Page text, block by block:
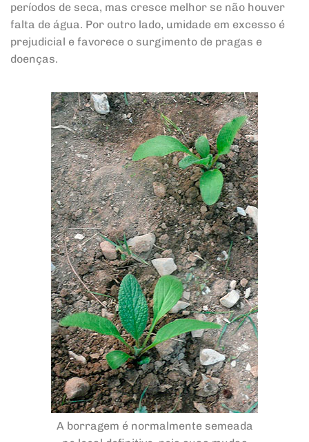
períodos de seca, mas cresce melhor se não houver
falta de água. Por outro lado, umidade em excesso é
prejudicial e favorece o surgimento de pragas e
doenças.
A borragem é normalmente semeada